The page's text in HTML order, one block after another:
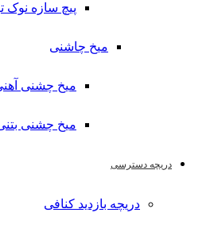
پیچ سازه نوک تیز
میخ چاشنی
میخ چشنی آهنی
میخ چشنی بتنی
دریچه دسترسی
دریچه بازدید کنافی